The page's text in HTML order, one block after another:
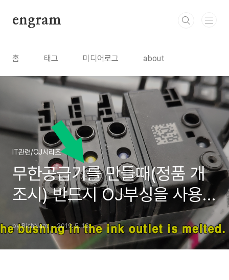
engram
홈 태그 미디어로그 about
IT관련/OJ시리즈
무한공급기를 만들때(정품 개
조시) 반드시 OJ부싱을 사용
해야 하는 이유
by RichNam 2019. 5. 13.